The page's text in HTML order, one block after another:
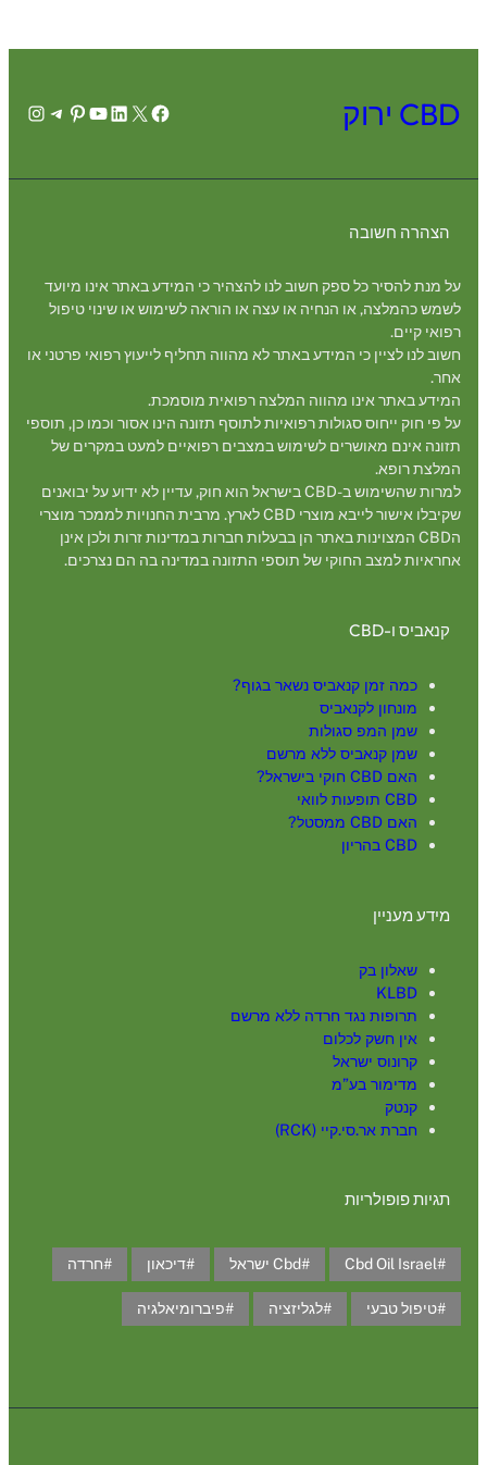
CBD ירוק Facebook
X
LinkedIn
YouTube
Pinterest
הצהרה חשובה
על מנת להסיר כל ספק חשוב לנו להצהיר כי המידע באתר אינו מיועד
לשמש כהמלצה, או הנחיה או עצה או הוראה לשימוש או שינוי טיפול
רפואי קיים.
חשוב לנו לציין כי המידע באתר לא מהווה תחליף לייעוץ רפואי פרטני או
אחר.
המידע באתר אינו מהווה המלצה רפואית מוסמכת.
על פי חוק ייחוס סגולות רפואיות לתוסף תזונה הינו אסור וכמו כן, תוספי
תזונה אינם מאושרים לשימוש במצבים רפואיים למעט במקרים של
המלצת רופא.
למרות שהשימוש ב-CBD בישראל הוא חוק, עדיין לא ידוע על יבואנים
שקיבלו אישור לייבא מוצרי CBD לארץ. מרבית החנויות לממכר מוצרי
הCBD המצוינות באתר הן בבעלות חברות במדינות זרות ולכן אינן
אחראיות למצב החוקי של תוספי התזונה במדינה בה הם נצרכים.
קנאביס ו-CBD
כמה זמן קנאביס נשאר בגוף?
מונחון לקנאביס
שמן המפ סגולות
שמן קנאביס ללא מרשם
האם CBD חוקי בישראל?
CBD תופעות לוואי
האם CBD ממסטל?
CBD בהריון
מידע מעניין
שאלון בק
KLBD
תרופות נגד חרדה ללא מרשם
אין חשק לכלום
קרונוס ישראל
מדימור בע”מ
קנטק
חברת אר.סי.קיי (RCK)
תגיות פופולריות
Cbd Oil Israel Cbd ישראל דיכאון חרדה
טיפול טבעי לגליזציה פיברומיאלגיה